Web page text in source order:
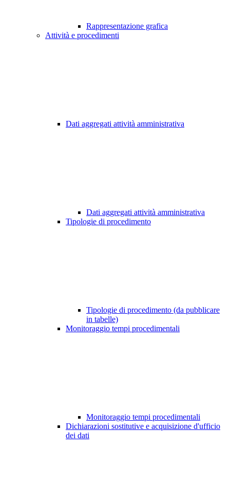
Rappresentazione grafica
Attività e procedimenti
Dati aggregati attività amministrativa
Dati aggregati attività amministrativa
Tipologie di procedimento
Tipologie di procedimento (da pubblicare
in tabelle)
Monitoraggio tempi procedimentali
Monitoraggio tempi procedimentali
Dichiarazioni sostitutive e acquisizione d'ufficio
dei dati